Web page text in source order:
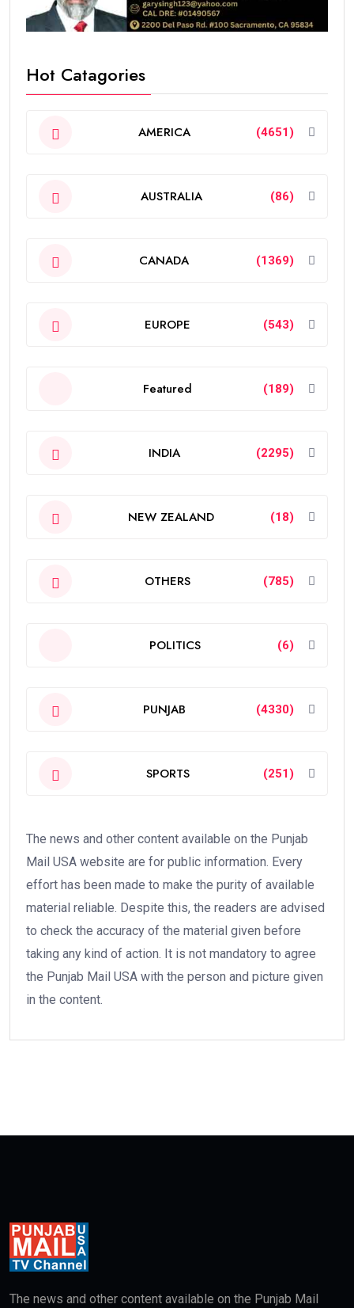
Hot Catagories
AMERICA (4651)
AUSTRALIA (86)
CANADA (1369)
EUROPE (543)
Featured (189)
INDIA (2295)
NEW ZEALAND (18)
OTHERS (785)
POLITICS (6)
PUNJAB (4330)
SPORTS (251)
The news and other content available on the Punjab
Mail USA website are for public information. Every
effort has been made to make the purity of available
material reliable. Despite this, the readers are advised
to check the accuracy of the material given before
taking any kind of action. It is not mandatory to agree
the Punjab Mail USA with the person and picture given
in the content.
The news and other content available on the Punjab Mail